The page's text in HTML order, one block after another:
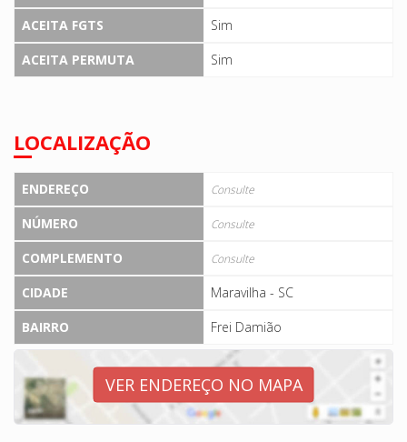
ACEITA FGTS
Sim
ACEITA PERMUTA
Sim
LOCALIZAÇÃO
ENDEREÇO Consulte
NÚMERO Consulte
COMPLEMENTO Consulte
CIDADE
Maravilha - SC
BAIRRO
Frei Damião
VER ENDEREÇO NO MAPA